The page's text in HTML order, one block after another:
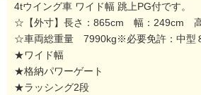
4tウイング車 ワイド幅 跳上PG付です。
☆【外寸】長さ：865cm 幅：249cm
☆車両総重量 7990kg※必要免許：中型
★ワイド幅
★格納パワーゲート
★ラッシング2段